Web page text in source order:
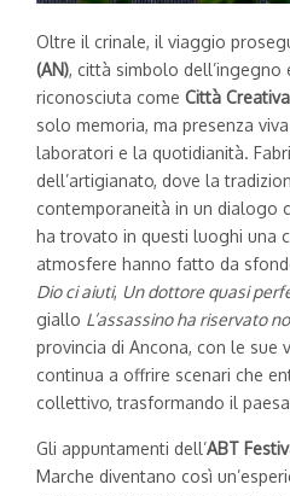
Oltre il crinale, il viaggio
(AN), città simbolo dell’ingegno
riconosciuta come Città
solo memoria, ma presenza
laboratori e la quotidianità.
dell’artigianato, dove la
contemporaneità in un dialogo
ha trovato in questi luoghi una
atmosfere hanno fatto da
Dio ci aiuti, Un dottore quasi
giallo L’assassino ha riservato
provincia di Ancona, con le sue
continua a offrire scenari che
collettivo, trasformando il
Gli appuntamenti dell’ABT
Marche diventano così